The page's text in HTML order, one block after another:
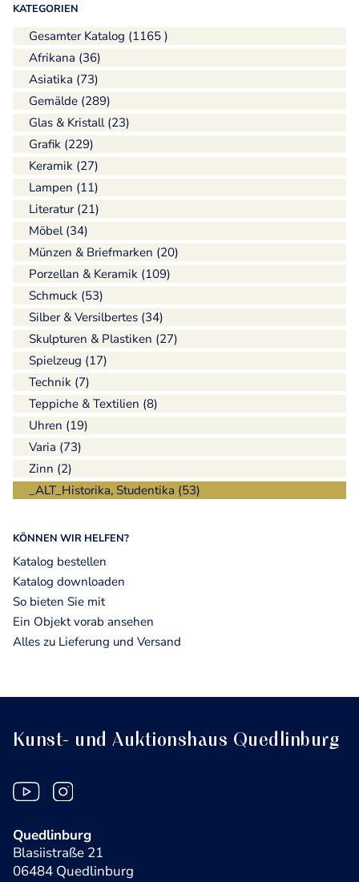
KATEGORIEN
Gesamter Katalog (1165 )
Afrikana (36)
Asiatika (73)
Gemälde (289)
Glas & Kristall (23)
Grafik (229)
Keramik (27)
Lampen (11)
Literatur (21)
Möbel (34)
Münzen & Briefmarken (20)
Porzellan & Keramik (109)
Schmuck (53)
Silber & Versilbertes (34)
Skulpturen & Plastiken (27)
Spielzeug (17)
Technik (7)
Teppiche & Textilien (8)
Uhren (19)
Varia (73)
Zinn (2)
_ALT_Historika, Studentika (53)
KÖNNEN WIR HELFEN?
Katalog bestellen
Katalog downloaden
So bieten Sie mit
Ein Objekt vorab ansehen
Alles zu Lieferung und Versand
Kunst- und Auktionshaus Quedlinburg
Quedlinburg
Blasiistraße 21
06484 Quedlinburg